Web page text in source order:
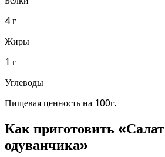
4 г
Жиры
1 г
Углеводы
Пищевая ценность на 100г.
Как приготовить
одуванчика»